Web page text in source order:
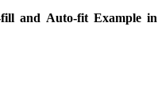
and Auto-fit Example